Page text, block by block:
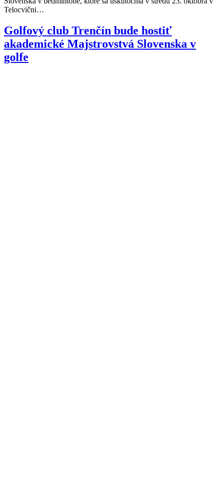
Telocvični…
Golfový club Trenčín bude hostiť
akademické Majstrovstvá Slovenska v
golfe